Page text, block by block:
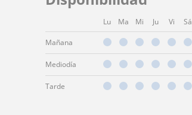
Lu Ma Mi Ju Vi Sá
Mañana
Mediodía
Tarde